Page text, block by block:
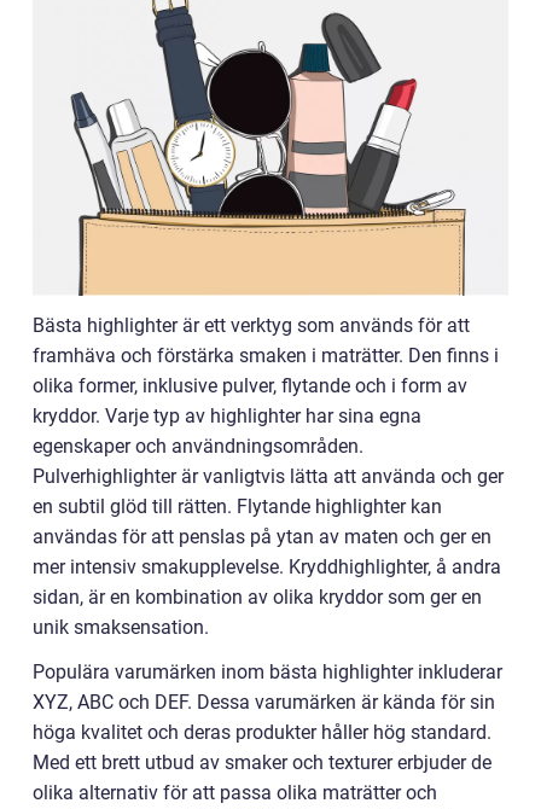
Bästa highlighter är ett verktyg som används för att
framhäva och förstärka smaken i maträtter. Den finns i
olika former, inklusive pulver, flytande och i form av
kryddor. Varje typ av highlighter har sina egna
egenskaper och användningsområden.
Pulverhighlighter är vanligtvis lätta att använda och ger
en subtil glöd till rätten. Flytande highlighter kan
användas för att penslas på ytan av maten och ger en
mer intensiv smakupplevelse. Kryddhighlighter, å andra
sidan, är en kombination av olika kryddor som ger en
unik smaksensation.
Populära varumärken inom bästa highlighter inkluderar
XYZ, ABC och DEF. Dessa varumärken är kända för sin
höga kvalitet och deras produkter håller hög standard.
Med ett brett utbud av smaker och texturer erbjuder de
olika alternativ för att passa olika maträtter och